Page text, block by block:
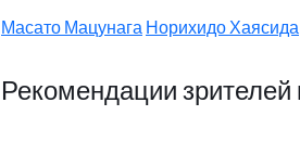
Масато Мацунага Норихидо Хаясида
Рекомендации